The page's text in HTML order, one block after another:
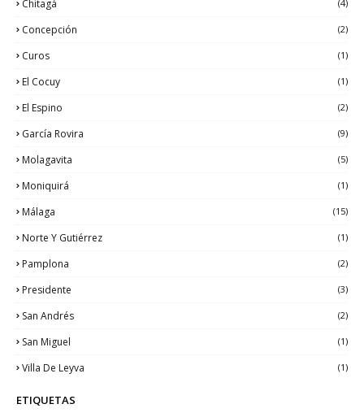
Chitagá (4)
Concepción (2)
Curos (1)
El Cocuy (1)
El Espino (2)
García Rovira (9)
Molagavita (5)
Moniquirá (1)
Málaga (15)
Norte Y Gutiérrez (1)
Pamplona (2)
Presidente (3)
San Andrés (2)
San Miguel (1)
Villa De Leyva (1)
ETIQUETAS